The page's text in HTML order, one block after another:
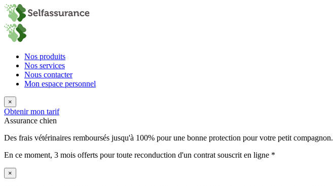
Nos produits
Nos services
Nous contacter
Mon espace personnel
×
Obtenir mon tarif
Assurance chien
Des frais vétérinaires remboursés jusqu'à 100% pour une bonne protection pour votre petit compagnon.
En ce moment, 3 mois offerts pour toute reconduction d'un contrat souscrit en ligne *
×